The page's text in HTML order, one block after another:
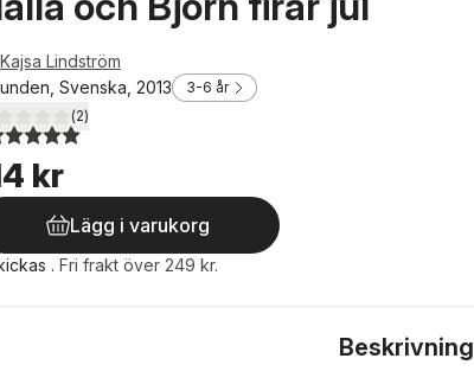
Kajsa Lindström
Svenska, 2013
3-6 år
utav 5 stjärnor. Totalt antal röster:
(2)
kr
Lägg i varukorg
. Fri frakt över 249 kr.
Beskrivning